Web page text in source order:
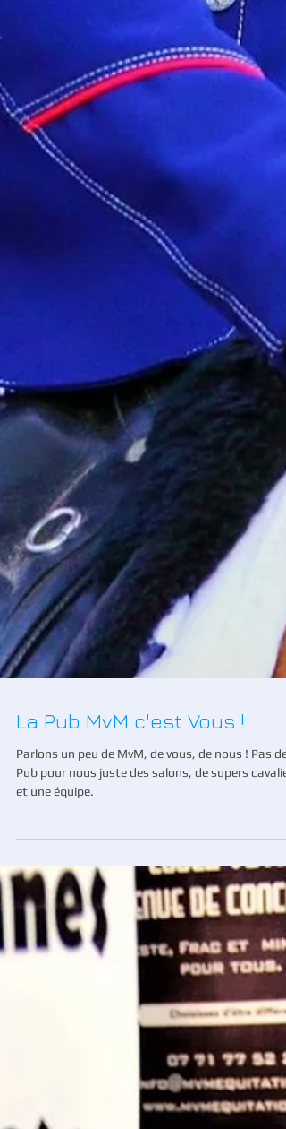
La Pub MvM c'est Vous !
Parlons un peu de MvM, de vous, de nous ! Pas de